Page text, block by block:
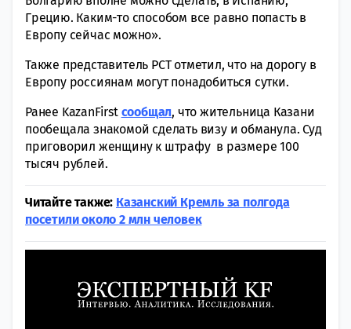
Грецию. Каким-то способом все равно попасть в
Европу сейчас можно».
Также представитель РСТ отметил, что на дорогу в
Европу россиянам могут понадобиться сутки.
Ранее KazanFirst сообщал, что жительница Казани
пообещала знакомой сделать визу и обманула.Суд
приговорил женщину к штрафу в размере 100
тысяч рублей.
Читайте также: Казанский Кремль за полгода
посетили около 2 млн человек